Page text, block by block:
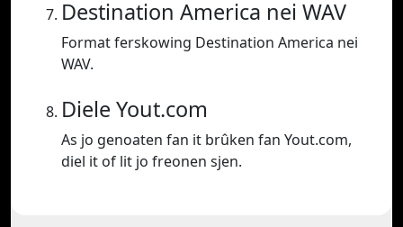
Destination America nei WAV
Format ferskowing Destination America nei
WAV.
Diele Yout.com
As jo genoaten fan it brûken fan Yout.com,
diel it of lit jo freonen sjen.